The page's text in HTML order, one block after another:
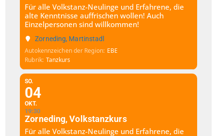
Für alle Volkstanz-Neulinge und Erfahrene, die
alte Kenntnisse auffrischen wollen! Auch
Einzelpersonen sind willkommen!
Zorneding, Martinstadl
Autokennzeichen der Region EBE
Rubrik Tanzkurs
SO.
04
OKT.
19:30
Zorneding, Volkstanzkurs
Für alle Volkstanz-Neulinge und Erfahrene, die